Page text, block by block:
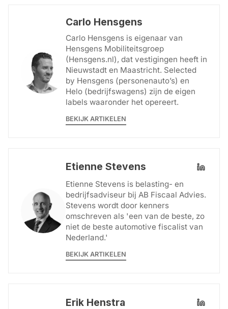
Carlo Hensgens
Carlo Hensgens is eigenaar van
Hensgens Mobiliteitsgroep
(Hensgens.nl), dat vestigingen heeft in
Nieuwstadt en Maastricht. Selected
by Hensgens (personenauto’s) en
Helo (bedrijfswagens) zijn de eigen
labels waaronder het opereert.
BEKIJK ARTIKELEN
Etienne Stevens
Etienne Stevens is belasting- en
bedrijfsadviseur bij AB Fiscaal Advies.
Stevens wordt door kenners
omschreven als 'een van de beste, zo
niet de beste automotive fiscalist van
Nederland.'
BEKIJK ARTIKELEN
Erik Henstra